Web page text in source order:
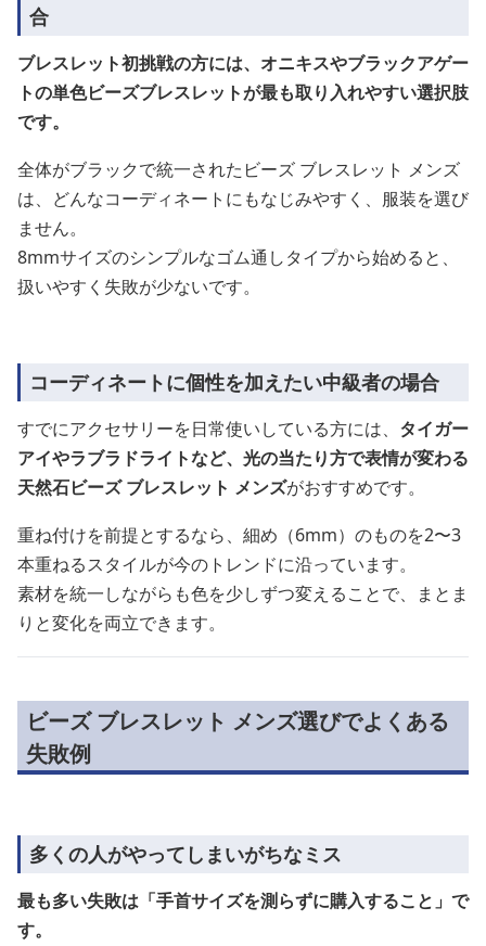
合
ブレスレット初挑戦の方には、オニキスやブラックアゲー
トの単色ビーズブレスレットが最も取り入れやすい選択肢
です。
全体がブラックで統一されたビーズ ブレスレット メンズ
は、どんなコーディネートにもなじみやすく、服装を選び
ません。
8mmサイズのシンプルなゴム通しタイプから始めると、
扱いやすく失敗が少ないです。
コーディネートに個性を加えたい中級者の場合
すでにアクセサリーを日常使いしている方には、 タイガー
アイやラブラドライトなど、光の当たり方で表情が変わる
天然石ビーズ ブレスレット メンズがおすすめです。
重ね付けを前提とするなら、細め（6mm）のものを2〜3
本重ねるスタイルが今のトレンドに沿っています。
素材を統一しながらも色を少しずつ変えることで、まとま
りと変化を両立できます。
ビーズ ブレスレット メンズ選びでよくある
失敗例
多くの人がやってしまいがちなミス
最も多い失敗は「手首サイズを測らずに購入すること」で
す。